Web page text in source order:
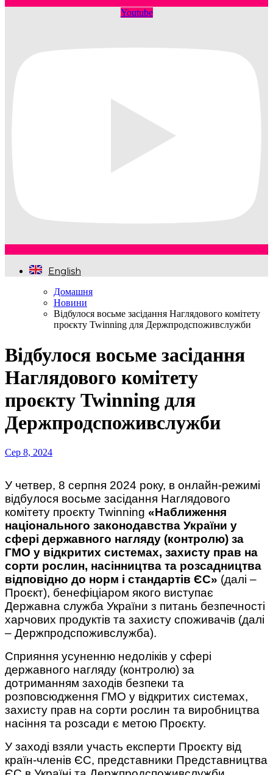
Youtube
English
Домашня
Новини
Відбулося восьме засідання Наглядового комітету
проєкту Twinning для Держпродспоживслужби
Відбулося восьме засідання
Наглядового комітету
проєкту Twinning для
Держпродспоживслужби
Сер 8, 2024
У четвер, 8 серпня 2024 року, в онлайн-режимі
відбулося восьме засідання Наглядового
комітету проєкту Twinning «Наближення
національного законодавства України у
сфері державного нагляду (контролю) за
ГМО у відкритих системах, захисту прав на
сорти рослин, насінництва та розсадництва
відповідно до норм і стандартів ЄС» (далі –
Проєкт), бенефіціаром якого виступає
Державна служба України з питань безпечності
харчових продуктів та захисту споживачів (далі
– Держпродспоживслужба).
Сприяння усуненню недоліків у сфері
державного нагляду (контролю) за
дотриманням заходів безпеки та
розповсюдження ГМО у відкритих системах,
захисту прав на сорти рослин та виробництва
насіння та розсади є метою Проєкту.
У заході взяли участь експерти Проєкту від
країн-членів ЄС, представники Представництва